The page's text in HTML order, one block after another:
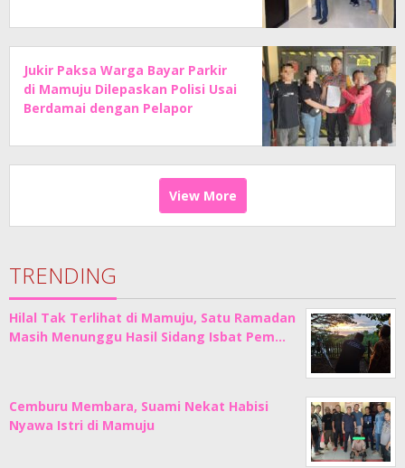
Jukir Paksa Warga Bayar Parkir
di Mamuju Dilepaskan Polisi Usai
Berdamai dengan Pelapor
View More
TRENDING
Hilal Tak Terlihat di Mamuju, Satu Ramadan
Masih Menunggu Hasil Sidang Isbat Pem…
Cemburu Membara, Suami Nekat Habisi
Nyawa Istri di Mamuju